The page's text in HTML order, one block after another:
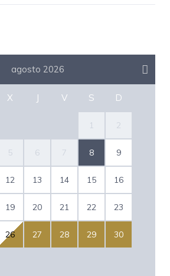
agosto 2026
X J V S D
1 2
5 6 7 8 9
12 13 14 15 16
19 20 21 22 23
26 27 28 29 30